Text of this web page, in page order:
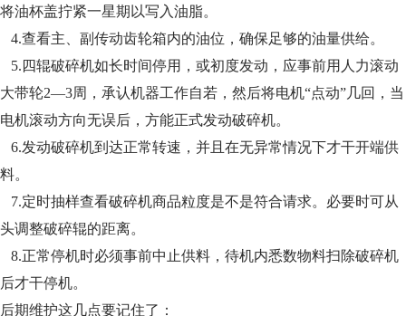
将油杯盖拧紧一星期以写 入油脂。
4.查看主、副传动齿轮箱内的油位，确保足够的油量供给。
5.四辊破碎机如长时间停用，或初度发动，应事前用人力滚动
大带轮2—3周，承认机器工作自若，然后将电机“点动”几回，当
电机滚动方向无误后， 方能正式发动破碎机。
6.发动破碎机到达正常转速，并且在无异常情况下才干开端供
料。
7.定时抽样查看破碎机商品粒度是不是符合请求。必要时可从
头调整破碎辊的距离。
8.正常停机时必须事前中止供料，待机内悉数物料扫除破碎机
后才干停机。
后期维护这几点要记住了：